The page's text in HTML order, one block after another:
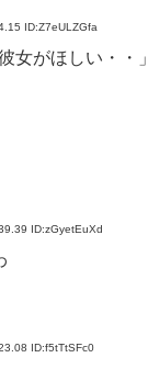
ID:Z7eULZGfa
女がほしい・・」
ID:zGyetEuXd
ID:f5tTtSFc0